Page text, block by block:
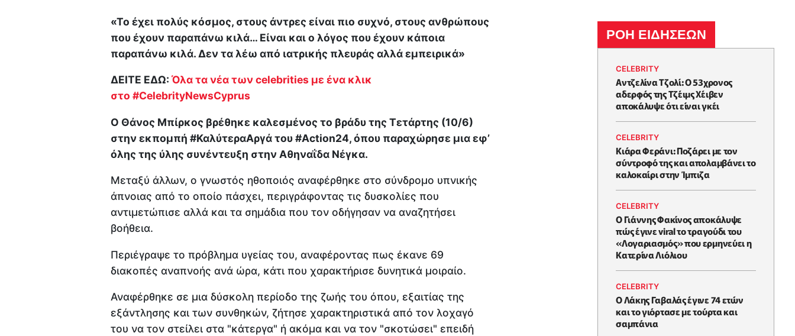
«Το έχει πολύς κόσμος, στους άντρες είναι πιο συχνό, στους ανθρώπους
που έχουν παραπάνω κιλά… Είναι και ο λόγος που έχουν κάποια
παραπάνω κιλά. Δεν τα λέω από ιατρικής πλευράς αλλά εμπειρικά»
ΔΕΙΤΕ ΕΔΩ: Όλα τα νέα των celebrities με ένα κλικ
στο #CelebrityNewsCyprus
Ο Θάνος Μπίρκος βρέθηκε καλεσμένος το βράδυ της Τετάρτης (10/6)
στην εκπομπή #ΚαλύτεραΑργά του #Action24, όπου παραχώρησε μια εφ’
όλης της ύλης συνέντευξη στην Αθηναΐδα Νέγκα.
Μεταξύ άλλων, ο γνωστός ηθοποιός αναφέρθηκε στο σύνδρομο υπνικής
άπνοιας από το οποίο πάσχει, περιγράφοντας τις δυσκολίες που
αντιμετώπισε αλλά και τα σημάδια που τον οδήγησαν να αναζητήσει
βοήθεια.
Περιέγραψε το πρόβλημα υγείας του, αναφέροντας πως έκανε 69
διακοπές αναπνοής ανά ώρα, κάτι που χαρακτήρισε δυνητικά μοιραίο.
Αναφέρθηκε σε μια δύσκολη περίοδο της ζωής του όπου, εξαιτίας της
εξάντλησης και των συνθηκών, ζήτησε χαρακτηριστικά από τον λοχαγό
του να τον στείλει στα "κάτεργα" ή ακόμα και να τον "σκοτώσει" επειδή
ΡΟΗ ΕΙΔΗΣΕΩΝ
CELEBRITY
Αντζελίνα Τζολί: Ο 53χρονος
αδερφός της Τζέιμς Χέιβεν
αποκάλυψε ότι είναι γκέι
CELEBRITY
Κιάρα Φεράνι: Ποζάρει με τον
σύντροφό της και απολαμβάνει το
καλοκαίρι στην Ίμπιζα
CELEBRITY
Ο Γιάννης Φακίνος αποκάλυψε
πώς έγινε viral το τραγούδι του
«Λογαριασμός» που ερμηνεύει η
Κατερίνα Λιόλιου
CELEBRITY
Ο Λάκης Γαβαλάς έγινε 74 ετών
και το γιόρτασε με τούρτα και
σαμπάνια